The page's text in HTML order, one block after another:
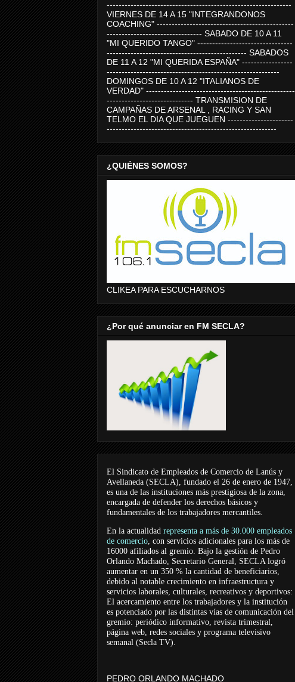
--------------------------------------------------------------
VIERNES DE 14 A 15 "INTEGRANDONOS
COACHING" ----------------------------------------------
-------------------------------- SABADO DE 10 A 11
"MI QUERIDO TANGO" --------------------------------
----------------------------------------------- SABADOS
DE 11 A 12 "MI QUERIDA ESPAÑA" -----------------
----------------------------------------------------------
DOMINGOS DE 10 A 12 "ITALIANOS DE
VERDAD" --------------------------------------------------
----------------------------- TRANSMISION DE
CAMPAÑAS DE ARSENAL , RACING Y SAN
TELMO EL DIA QUE JUEGUEN ----------------------
---------------------------------------------------------
¿QUIÉNES SOMOS?
CLIKEA PARA ESCUCHARNOS
¿Por qué anunciar en FM SECLA?
El Sindicato de Empleados de Comercio de Lanús y
Avellaneda (SECLA), fundado el 26 de enero de 1947,
es una de las instituciones más prestigiosa de la zona,
encargada de defender los derechos básicos y
fundamentales de los trabajadores mercantiles.
En la actualidad representa a más de 30.000 empleados
de comercio, con servicios adicionales para los más de
16000 afiliados al gremio. Bajo la gestión de Pedro
Orlando Machado, Secretario General, SECLA logró
aumentar en un 350 % la cantidad de beneficiarios,
debido al notable crecimiento en infraestructura y
servicios laborales, culturales, recreativos y deportivos:
El acercamiento entre los trabajadores y la institución
es potenciado por las distintas vías de comunicación del
gremio: periódico informativo, revista trimestral,
página web, redes sociales y programa televisivo
semanal (Secla TV).
PEDRO ORLANDO MACHADO